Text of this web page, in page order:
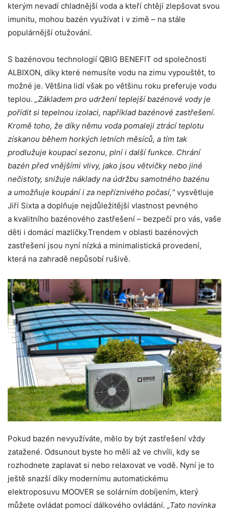
kterým nevadí chladnější voda a kteří chtějí zlepšovat svou
imunitu, mohou bazén využívat i v zimě – na stále
populárnější otužování.
S bazénovou technologií QBIG BENEFIT od společnosti
ALBIXON, díky které nemusíte vodu na zimu vypouštět, to
možné je. Většina lidí však po většinu roku preferuje vodu
teplou. „Základem pro udržení teplejší bazénové vody je
pořídit si tepelnou izolaci, například bazénové zastřešení.
Kromě toho, že díky němu voda pomaleji ztrácí teplotu
získanou během horkých letních měsíců, a tím tak
prodlužuje koupací sezonu, plní i další funkce. Chrání
bazén před vnějšími vlivy, jako jsou větvičky nebo jiné
nečistoty, snižuje náklady na údržbu samotného bazénu
a umožňuje koupání i za nepříznivého počasí,“vysvětluje
Jiří Sixta a doplňuje nejdůležitější vlastnost pevného
a kvalitního bazénového zastřešení – bezpečí pro vás, vaše
děti i domácí mazlíčky.Trendem v oblasti bazénových
zastřešení jsou nyní nízká a minimalistická provedení,
která na zahradě nepůsobí rušivě.
Pokud bazén nevyužíváte, mělo by být zastřešení vždy
zatažené. Odsunout byste ho měli až ve chvíli, kdy se
rozhodnete zaplavat si nebo relaxovat ve vodě. Nyní je to
ještě snazší díky modernímu automatickému
elektroposuvu MOOVER se solárním dobíjením, který
můžete ovládat pomocí dálkového ovládání. „Tato novinka